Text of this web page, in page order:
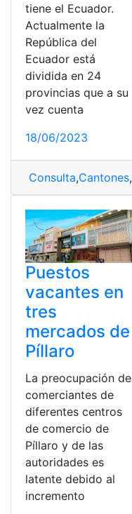
tiene el Ecuador.
Actualmente la
República del
Ecuador está
dividida en 24
provincias que a su
vez cuenta
18/06/2023
Consulta,Cantones,
Puestos
vacantes en
tres
mercados de
Píllaro
La preocupación de
comerciantes de
diferentes centros
de comercio de
Píllaro y de las
autoridades es
latente debido al
incremento